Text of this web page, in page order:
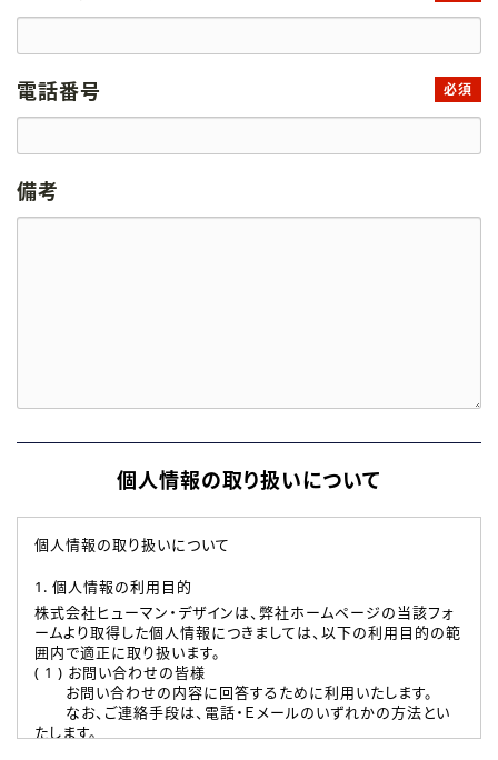
電話番号 必須
備考
個人情報の取り扱いについて
個人情報の取り扱いについて
1. 個人情報の利用目的
株式会社ヒューマン・デザインは、弊社ホームページの当該フォ
ームより取得した個人情報につきましては、以下の利用目的の範
囲内で適正に取り扱います。
( 1 ) お問い合わせの皆様
お問い合わせの内容に回答するために利用いたします。
なお、ご連絡手段は、電話・Ｅメールのいずれかの方法とい
たします。